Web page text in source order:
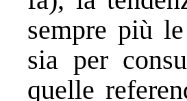
sempre più
sia per
quelle